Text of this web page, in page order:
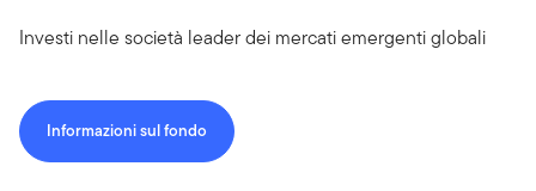
Investi nelle società leader dei mercati emergenti globali
Informazioni sul fondo